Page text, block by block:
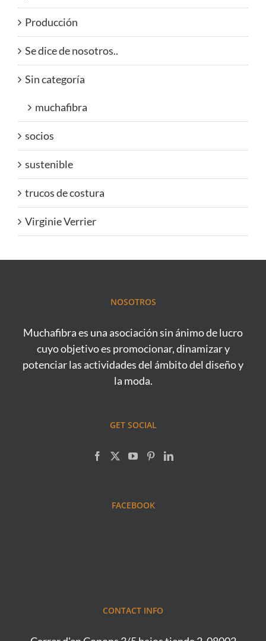
Producción
Se dice de nosotros..
Sin categoría
muchafibra
socios
sustenible
trucos de costura
Virginie Verrier
NOSOTROS
Muchafibra es una asociación sin ánimo de lucro
cuyo objetivo es promocionar, dinamizar y
potenciar las actividades del ámbito del diseño y
la moda.
GET SOCIAL
FACEBOOK
CONTACT INFO